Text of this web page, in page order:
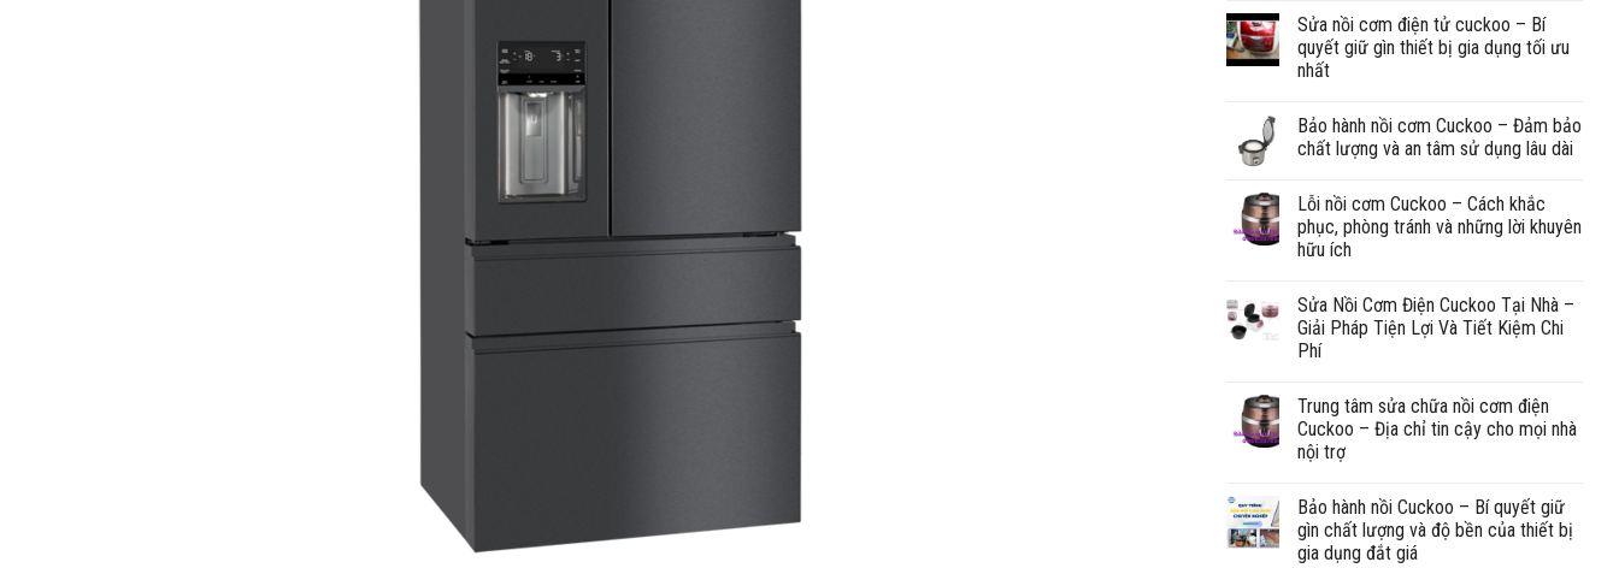
Sửa nồi cơm điện tử cuckoo – Bí
quyết giữ gìn thiết bị gia dụng tối ưu
nhất
Bảo hành nồi cơm Cuckoo – Đảm bảo
chất lượng và an tâm sử dụng lâu dài
Lỗi nồi cơm Cuckoo – Cách khắc
phục, phòng tránh và những lời khuyên
hữu ích
Sửa Nồi Cơm Điện Cuckoo Tại Nhà –
Giải Pháp Tiện Lợi Và Tiết Kiệm Chi
Phí
Trung tâm sửa chữa nồi cơm điện
Cuckoo – Địa chỉ tin cậy cho mọi nhà
nội trợ
Bảo hành nồi Cuckoo – Bí quyết giữ
gìn chất lượng và độ bền của thiết bị
gia dụng đắt giá